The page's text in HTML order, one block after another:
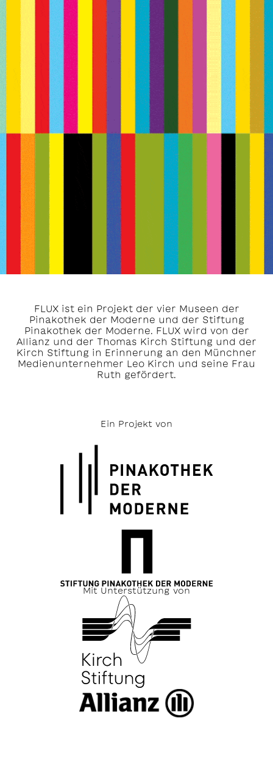
FLUX ist ein Projekt der vier Museen der
Pinakothek der Moderne und der Stiftung
Pinakothek der Moderne. FLUX wird von der
Allianz und der Thomas Kirch Stiftung und der
Kirch Stiftung in Erinnerung an den Münchner
Medienunternehmer Leo Kirch und seine Frau
Ruth gefördert.
Ein Projekt von
Mit Unterstützung von